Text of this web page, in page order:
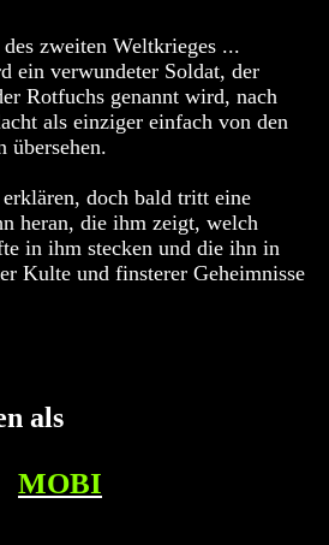
zweiten Weltkrieges ...
ein verwundeter Soldat, der
Rotfuchs genannt wird, nach
als einziger einfach von den
übersehen.
doch bald tritt eine
heran, die ihm zeigt, welch
in ihm stecken und die ihn in
Kulte und finsterer Geheimnisse
als
MOBI